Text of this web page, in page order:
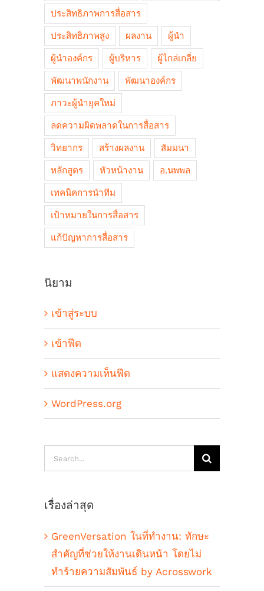
ประสิทธิภาพการสื่อสาร
ประสิทธิภาพสูง ผลงาน ผู้นำ
ผู้นำองค์กร ผู้บริหาร ผู้ไกล่เกลี่ย
พัฒนาพนักงาน พัฒนาองค์กร
ภาวะผู้นำยุคใหม่
ลดความผิดพลาดในการสื่อสาร
วิทยากร สร้างผลงาน สัมมนา
หลักสูตร หัวหน้างาน อ.นพพล
เทคนิคการนำทีม
เป้าหมายในการสื่อสาร
แก้ปัญหาการสื่อสาร
นิยาม
เข้าสู่ระบบ
เข้าฟีด
แสดงความเห็นฟีด
WordPress.org
Search
for:
เรื่องล่าสุด
GreenVersation ในที่ทำงาน: ทักษะ
สำคัญที่ช่วยให้งานเดินหน้า โดยไม่
ทำร้ายความสัมพันธ์ by Acrosswork